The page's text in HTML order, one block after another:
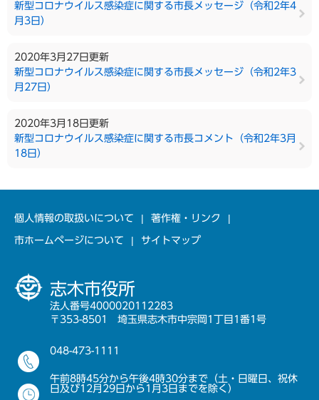
新型コロナウイルス感染症に関する市長メッセージ（令和2年4
月3日）
2020年3月27日更新
新型コロナウイルス感染症に関する市長メッセージ（令和2年3
月27日）
2020年3月18日更新
新型コロナウイルス感染症に関する市長コメント（令和2年3月
18日）
個人情報の取扱いについて 著作権・リンク
市ホームページについて サイトマップ
志木市役所
法人番号4000020112283
〒353-8501 埼玉県志木市中宗岡1丁目1番1号
048-473-1111
午前8時45分から午後4時30分まで（土・日曜日、祝休
日及び12月29日から1月3日までを除く）